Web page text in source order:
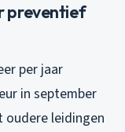
preventief
per jaar
in september
leidingen